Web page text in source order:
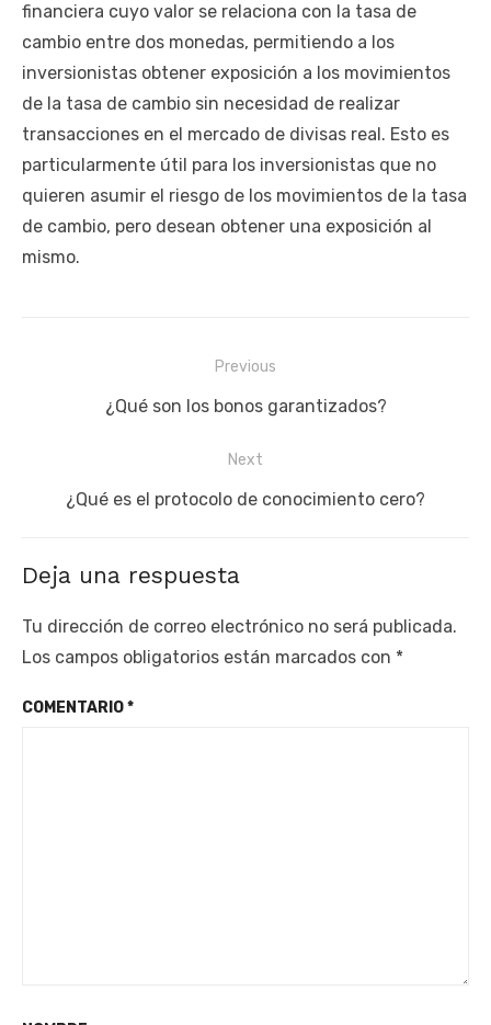
financiera cuyo valor se relaciona con la tasa de
cambio entre dos monedas, permitiendo a los
inversionistas obtener exposición a los movimientos
de la tasa de cambio sin necesidad de realizar
transacciones en el mercado de divisas real. Esto es
particularmente útil para los inversionistas que no
quieren asumir el riesgo de los movimientos de la tasa
de cambio, pero desean obtener una exposición al
mismo.
Previous
Previous
¿Qué son los bonos garantizados?
Next
Next
¿Qué es el protocolo de conocimiento cero?
Deja una respuesta
Tu dirección de correo electrónico no será publicada.
Los campos obligatorios están marcados con *
COMENTARIO*